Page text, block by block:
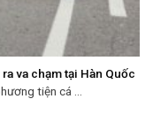
va chạm tại Hàn Quốc
tiện cá ...